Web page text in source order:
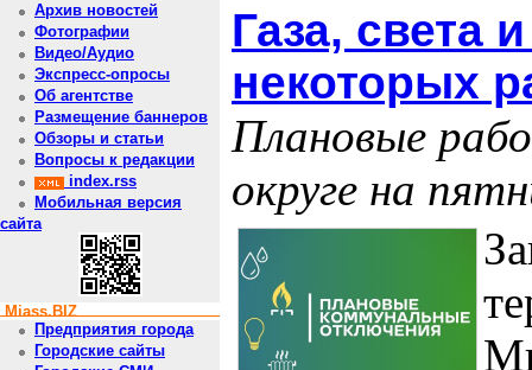
Архив новостей
Фотографии
Видео/Аудио
Экспресс-опросы
Об агентстве
Размещение баннеров
Обзоры и статьи
Вопросы к редакции
index.rss
Мобильная версия
сайта
Miass.BIZ
Предприятия города
Городские сайты
Газа, света
некоторых
Плановые
округе на